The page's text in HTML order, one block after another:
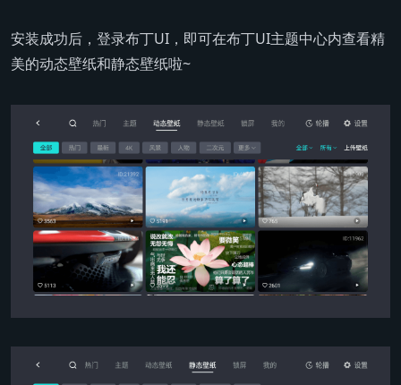
安装成功后，登录布丁UI，即可在布丁UI主题中心内查看精
美的动态壁纸和静态壁纸啦~